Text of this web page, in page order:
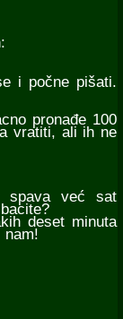
i počne pišati.
pronađe 100
vratiti, ali ih ne
spava već sat
deset minuta
nam!